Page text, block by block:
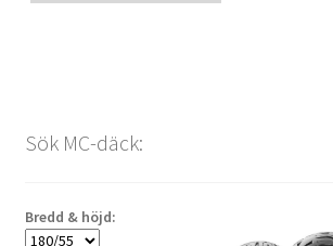
Sök MC-däck:
Bredd & höjd: